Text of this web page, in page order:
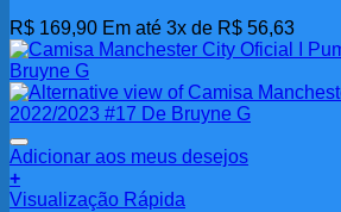
R$ 169,90 Em até 3x de R$ 56,63
Adicionar aos meus desejos
+
Visualização Rápida